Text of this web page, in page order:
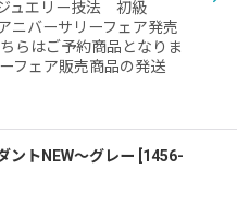
ュエリー技法 初級
バーサリーフェア発売
はご予約商品となりま
フェア販売商品の発送
ントNEW〜グレー 1456-